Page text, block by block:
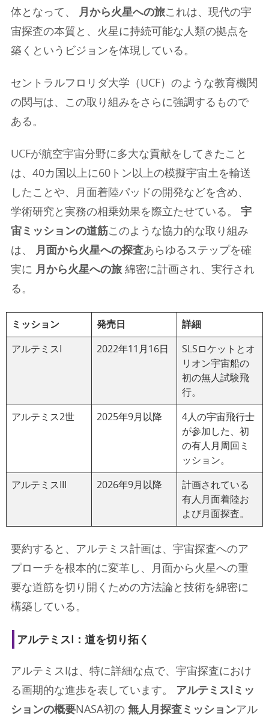
体となって、
月から火星への旅これは、現代の宇
宙探査の本質と、火星に持続可能な人類の拠点を
築くというビジョンを体現している。
セントラルフロリダ大学（UCF）のような教育機関
の関与は、この取り組みをさらに強調するもので
ある。
UCFが航空宇宙分野に多大な貢献をしてきたこと
は、40カ国以上に60トン以上の模擬宇宙土を輸送
したことや、月面着陸パッドの開発などを含め、
学術研究と実務の相乗効果を際立たせている。 宇
宙ミッションの道筋このような協力的な取り組み
は、
月面から火星への探査あらゆるステップを確
実に 月から火星への旅 綿密に計画され、実行され
る。
ミッション 発売日 詳細
アルテミスI 2022年11月16日
SLSロケットとオ
リオン宇宙船の
初の無人試験飛
行。
アルテミス2世 2025年9月以降
4人の宇宙飛行士
が参加した、初
の有人月周回ミ
ッション。
アルテミスIII 2026年9月以降
計画されている
有人月面着陸お
よび月面探査。
要約すると、アルテミス計画は、宇宙探査へのア
プローチを根本的に変革し、月面から火星への重
要な道筋を切り開くための方法論と技術を綿密に
構築している。
アルテミスI：道を切り拓く
アルテミスIは、特に詳細な点で、宇宙探査におけ
る画期的な進歩を表しています。
アルテミスIミッ
ションの概要NASA初の 無人月探査ミッション アル